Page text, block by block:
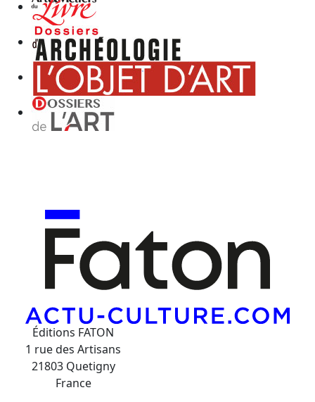
Éditions FATON
1 rue des Artisans
21803 Quetigny
France